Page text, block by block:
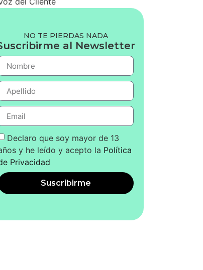
NO TE PIERDAS NADA
al Newsletter
Declaro que soy mayor de 13
y he leído y acepto la Política
Privacidad
Suscribirme